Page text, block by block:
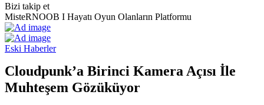
Bizi takip et
MisteRNOOB I Hayatı Oyun Olanların Platformu
Eski Haberler
Cloudpunk’a Birinci Kamera Açısı İle
Muhteşem Gözüküyor